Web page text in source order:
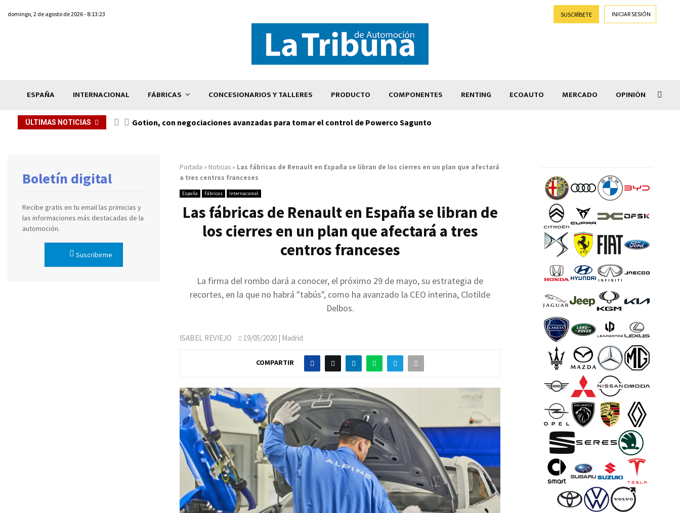
domingo, 2 de agosto de 2026 - 8:13:23 SUSCRÍBETE INICIAR SESIÓN
ESPAÑA INTERNACIONAL FÁBRICAS CONCESIONARIOS Y TALLERES PRODUCTO COMPONENTES RENTING ECOAUTO MERCADO OPINIÓN
ÚLTIMAS NOTICIAS Gotion, con negociaciones avanzadas para tomar el control de Powerco Sagunto
Portada » Noticias » Las fábricas de Renault en España se libran de los cierres en un plan que afectará
a tres centros franceses
España Fábricas Internacional
Las fábricas de Renault en España se libran de
los cierres en un plan que afectará a tres
centros franceses
La firma del rombo dará a conocer, el próximo 29 de mayo, su estrategia de
recortes, en la que no habrá "tabús", como ha avanzado la CEO interina, Clotilde
Delbos.
ISABEL REVIEJO 19/05/2020 | Madrid
COMPARTIR
Boletín digital
Recibe gratis en tu email las primicias y
las informaciones más destacadas de la
automoción.
Suscribirme